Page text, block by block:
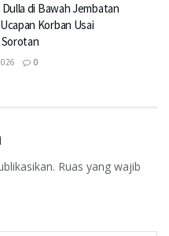
di Bawah Jembatan
Korban Usai
0
Ruas yang wajib